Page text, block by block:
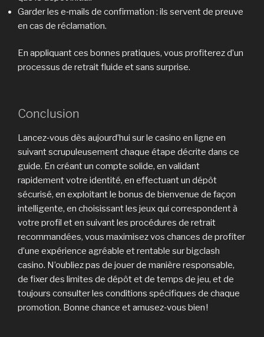
Garder les e‑mails de confirmation : ils servent de preuve
en cas de réclamation.
En appliquant ces bonnes pratiques, vous profiterez d’un
processus de retrait fluide et sans surprise.
Conclusion
Lancez‑vous dès aujourd’hui sur le casino en ligne en
suivant scrupuleusement chaque étape décrite dans ce
guide. En créant un compte solide, en validant
rapidement votre identité, en effectuant un dépôt
sécurisé, en exploitant le bonus de bienvenue de façon
intelligente, en choisissant les jeux qui correspondent à
votre profil et en suivant les procédures de retrait
recommandées, vous maximisez vos chances de profiter
d’une expérience agréable et rentable sur bigclash
casino. N’oubliez pas de jouer de manière responsable,
de fixer des limites de dépôt et de temps de jeu, et de
toujours consulter les conditions spécifiques de chaque
promotion. Bonne chance et amusez‑vous bien !